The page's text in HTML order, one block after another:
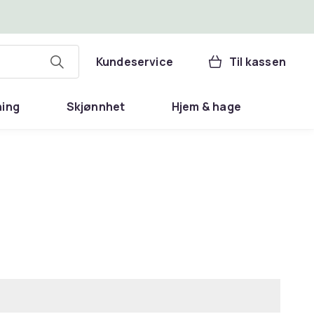
Kundeservice Til kassen
Skjønnhet Hjem & hage